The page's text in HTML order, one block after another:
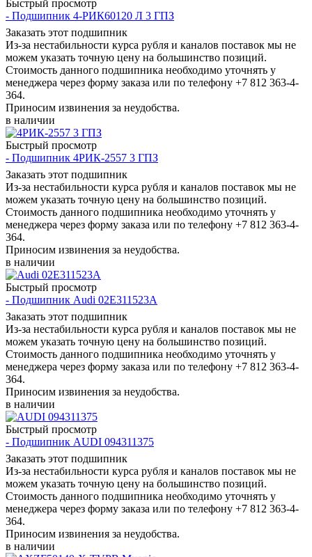
Быстрый просмотр
- Подшипник 4-РИК60120 Л 3 ГПЗ
Заказать этот подшипник
Из-за нестабильности курса рубля и каналов поставок мы не
можем указать точную цену на большинство позиций.
Стоимость данного подшипника необходимо уточнять у
менеджера через форму заказа или по телефону +7 812 363-4-
364.
Приносим извинения за неудобства.
в наличии
Быстрый просмотр
- Подшипник 4РИК-2557 3 ГПЗ
Заказать этот подшипник
Из-за нестабильности курса рубля и каналов поставок мы не
можем указать точную цену на большинство позиций.
Стоимость данного подшипника необходимо уточнять у
менеджера через форму заказа или по телефону +7 812 363-4-
364.
Приносим извинения за неудобства.
в наличии
Быстрый просмотр
- Подшипник Audi 02E311523A
Заказать этот подшипник
Из-за нестабильности курса рубля и каналов поставок мы не
можем указать точную цену на большинство позиций.
Стоимость данного подшипника необходимо уточнять у
менеджера через форму заказа или по телефону +7 812 363-4-
364.
Приносим извинения за неудобства.
в наличии
Быстрый просмотр
- Подшипник AUDI 094311375
Заказать этот подшипник
Из-за нестабильности курса рубля и каналов поставок мы не
можем указать точную цену на большинство позиций.
Стоимость данного подшипника необходимо уточнять у
менеджера через форму заказа или по телефону +7 812 363-4-
364.
Приносим извинения за неудобства.
в наличии